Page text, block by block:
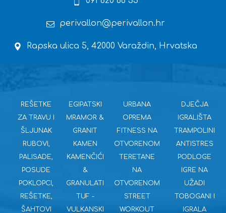
perivallon@perivallon.hr
Rapska ulica 5, 42000 Varaždin, Hrvatska
REŠETKE
ZA TRAVU I
ŠLJUNAK
RUBOVI,
PALISADE,
POSUDE
POKLOPCI,
REŠETKE,
ŠAHTOVI
EGIPATSKI
MRAMOR &
GRANIT
KAMEN
KAMENČIĆI
&
GRANULATI
TUF -
VULKANSKI
URBANA
OPREMA
FITNESS NA
OTVORENOM
TERETANE
NA
OTVORENOM
STREET
WORKOUT
DJEČJA
IGRALIŠTA
TRAMPOLINI
ANTISTRES
PODLOGE
IGRE NA
UŽADI
TOBOGANI I
IGRALA